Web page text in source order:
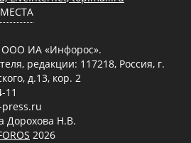
ООО ИА «Инфорос».
редакции: 117218, Россия, г.
д.13, кор. 2
11
Дорохова Н.В.
2026